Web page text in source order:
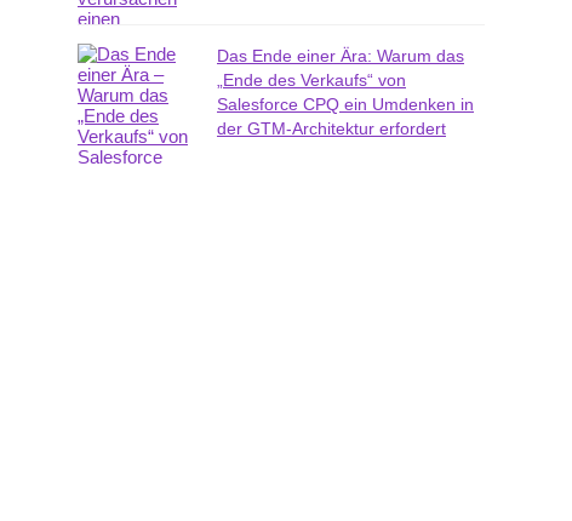
Das Ende einer Ära: Warum das
„Ende des Verkaufs“ von
Salesforce CPQ ein Umdenken in
der GTM-Architektur erfordert